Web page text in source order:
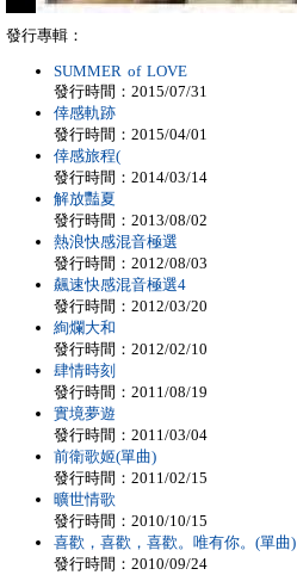
發行專輯：
SUMMER of LOVE
發行時間：2015/07/31
倖感軌跡
發行時間：2015/04/01
倖感旅程(
發行時間：2014/03/14
解放豔夏
發行時間：2013/08/02
熱浪快感混音極選
發行時間：2012/08/03
飆速快感混音極選4
發行時間：2012/03/20
絢爛大和
發行時間：2012/02/10
肆情時刻
發行時間：2011/08/19
實境夢遊
發行時間：2011/03/04
前衛歌姬(單曲)
發行時間：2011/02/15
曠世情歌
發行時間：2010/10/15
喜歡，喜歡，喜歡。唯有你。(單曲)
發行時間：2010/09/24